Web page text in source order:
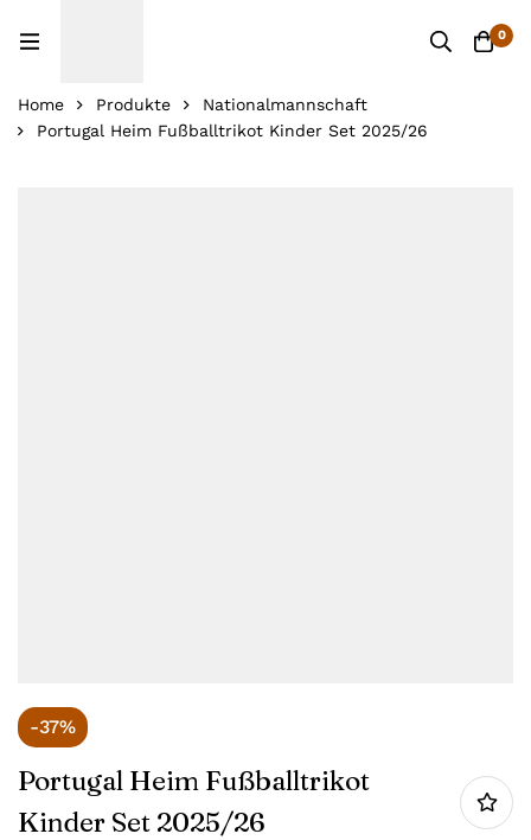
0
Home Produkte
Nationalmannschaft
Portugal Heim Fußballtrikot Kinder Set 2025/26
-37%
Portugal Heim Fußballtrikot
Kinder Set 2025/26